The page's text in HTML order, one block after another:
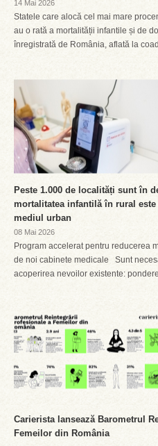
14 Mai 2026
Statele care alocă cel mai mare
au o rată a mortalității infantile și de
înregistrată de România, aflată la
Peste 1.000 de localități sunt în
mortalitatea infantilă în rural
mediul urban
08 Mai 2026
Program accelerat pentru reducerea
de noi cabinete medicale Sunt
acoperirea nevoilor existente:
Carierista lansează Barometrul
Femeilor din România